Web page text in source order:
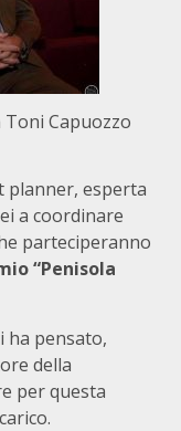
Toni Capuozzo
planner, esperta
a coordinare
parteciperanno
“Penisola
ha pensato,
della
per questa